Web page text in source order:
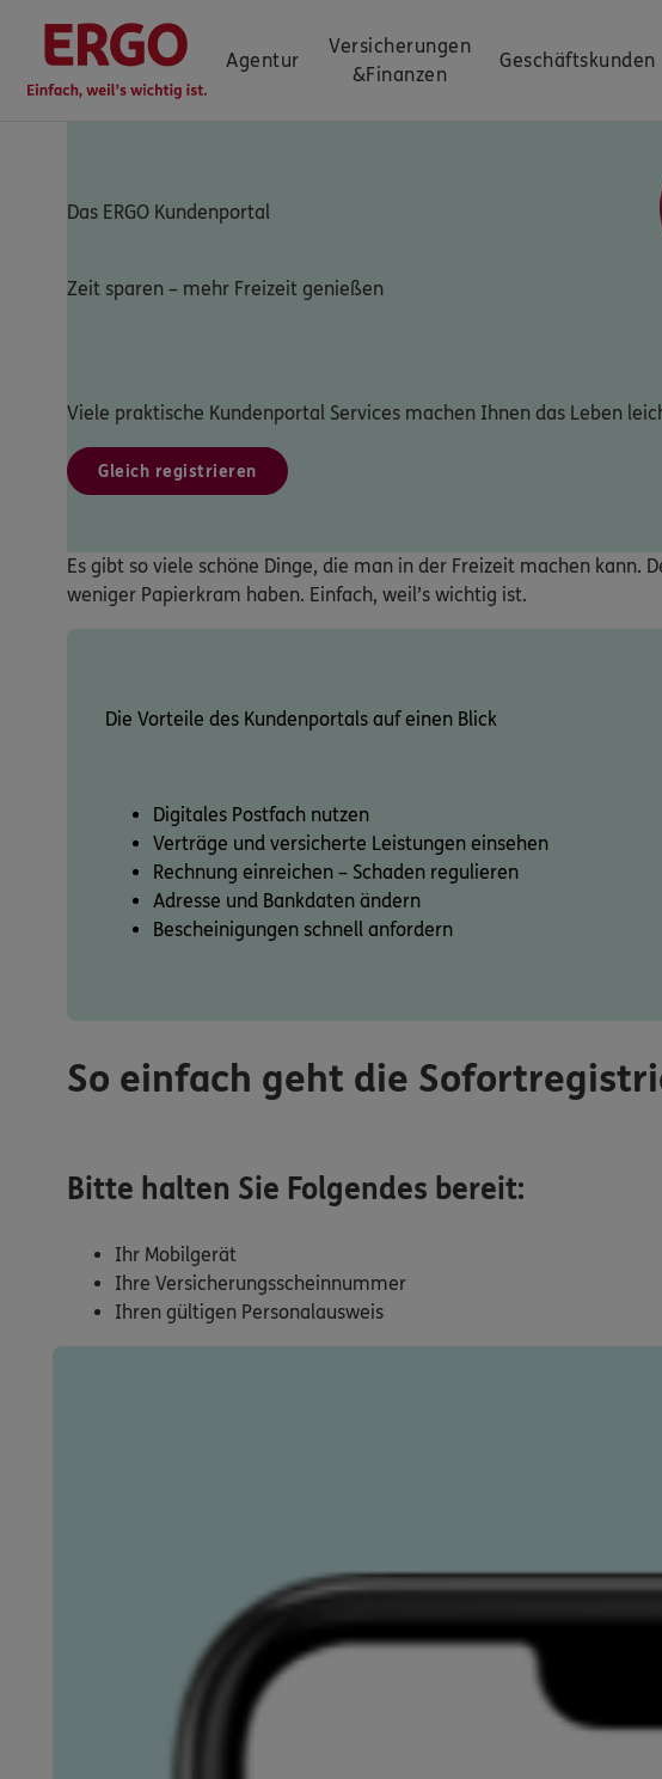
Agentur
Versicherungen
&Finanzen
Geschäftskunden
Das ERGO Kundenportal
Zeit sparen – mehr Freizeit genießen
Viele praktische Kundenportal Services machen Ihnen das Leben
Gleich registrieren
Es gibt so viele schöne Dinge, die man in der Freizeit machen kann.
weniger Papierkram haben. Einfach, weil’s wichtig ist.
Die Vorteile des Kundenportals auf einen Blick
Digitales Postfach nutzen
Verträge und versicherte Leistungen einsehen
Rechnung einreichen – Schaden regulieren
Adresse und Bankdaten ändern
Bescheinigungen schnell anfordern
So einfach geht die
Bitte halten Sie Folgendes bereit:
Ihr Mobilgerät
Ihre Versicherungsscheinnummer
Ihren gültigen Personalausweis